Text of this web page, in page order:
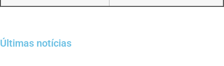
Últimas notícias